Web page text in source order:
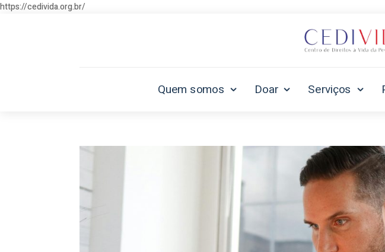
https://cedivida.org.br/
Quem somos Doar Serviços